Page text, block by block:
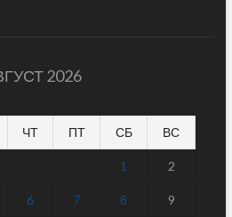
2026
ЧТ ПТ СБ ВС
1 2
6 7 8 9